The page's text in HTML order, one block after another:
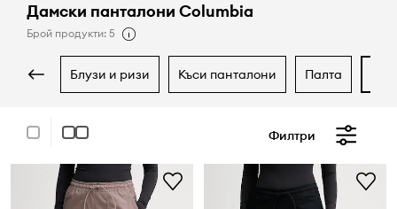
Дамски панталони Columbia
Брой продукти: 5
блузи и ризи къси панталони палта
Филтри